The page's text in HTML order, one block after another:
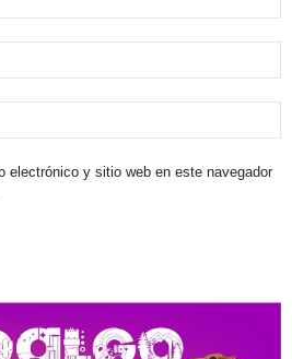
electrónico y sitio web en este navegador